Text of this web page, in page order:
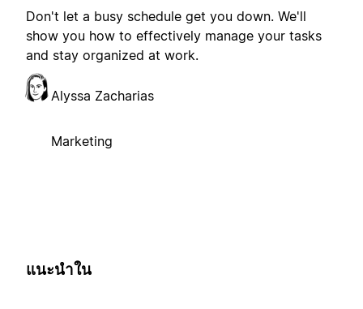
Don't let a busy schedule get you down. We'll
show you how to effectively manage your tasks
and stay organized at work.
Alyssa Zacharias
Marketing
แนะนำใน